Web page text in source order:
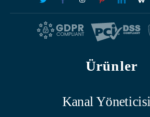
Ürünler
Kanal Yöneticisi